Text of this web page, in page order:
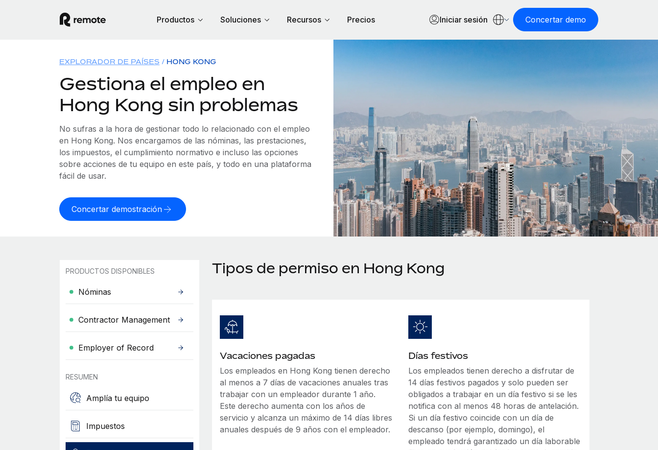
Productos Soluciones Recursos Precios Iniciar sesión Concertar demo
EXPLORADOR DE PAÍSES HONG KONG
Gestiona el empleo en
Hong Kong sin problemas
No sufras a la hora de gestionar todo lo relacionado con el empleo
en Hong Kong. Nos encargamos de las nóminas, las prestaciones,
los impuestos, el cumplimiento normativo e incluso las opciones
sobre acciones de tu equipo en este país, y todo en una plataforma
fácil de usar.
Concertar demostración
PRODUCTOS DISPONIBLES
Nóminas
Contractor Management
Employer of Record
RESUMEN
Amplía tu equipo
Impuestos
Tipos de permiso en Hong Kong
Vacaciones pagadas
Los empleados en Hong Kong tienen derecho
al menos a 7 días de vacaciones anuales tras
trabajar con un empleador durante 1 año.
Este derecho aumenta con los años de
servicio y alcanza un máximo de 14 días libres
anuales después de 9 años con el empleador.
Días festivos
Los empleados tienen derecho a disfrutar de
14 días festivos pagados y solo pueden ser
obligados a trabajar en un día festivo si se les
notifica con al menos 48 horas de antelación.
Si un día festivo coincide con un día de
descanso (por ejemplo, domingo), el
empleado tendrá garantizado un día laborable